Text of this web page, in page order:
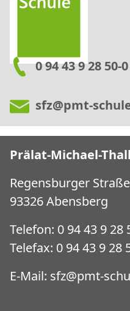
0 94 43 9 28 50-0
sfz@pmt-
Prälat-Michael-
Regensburger
93326 Abensberg
Telefon: 0 94 43 9 28
Telefax: 0 94 43 9 28
E-Mail: sfz@pmt-